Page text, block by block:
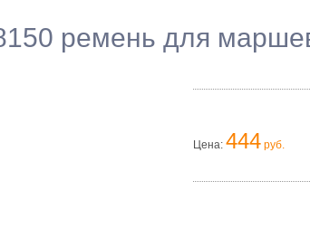
ремень для
Цена: 444 руб.